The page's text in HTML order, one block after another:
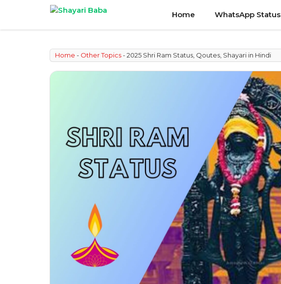
content
Home WhatsApp Status
Home - Other Topics-2025 Shri Ram Status, Qoutes, Shayari in Hindi